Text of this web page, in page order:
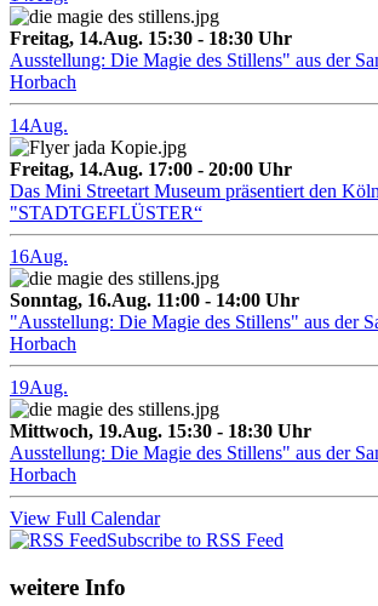
Freitag, 14.Aug. 15:30 - 18:30 Uhr
Ausstellung: Die Magie des Stillens" aus der
Horbach
14Aug.
Freitag, 14.Aug. 17:00 - 20:00 Uhr
Das Mini Streetart Museum präsentiert den
"STADTGEFLÜSTER“
16Aug.
Sonntag, 16.Aug. 11:00 - 14:00 Uhr
"Ausstellung: Die Magie des Stillens" aus der
Horbach
19Aug.
Mittwoch, 19.Aug. 15:30 - 18:30 Uhr
Ausstellung: Die Magie des Stillens" aus der
Horbach
View Full Calendar
Subscribe to RSS Feed
weitere Info